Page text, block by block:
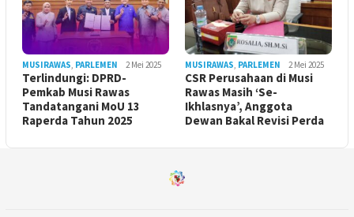
MUSIRAWAS PARLEMEN 2 Mei 2025
Terlindungi: DPRD-
Pemkab Musi Rawas
Tandatangani MoU 13
Raperda Tahun 2025
MUSIRAWAS PARLEMEN 2 Mei 2025
CSR Perusahaan di Musi
Rawas Masih ‘Se-
Ikhlasnya’, Anggota
Dewan Bakal Revisi Perda ‎